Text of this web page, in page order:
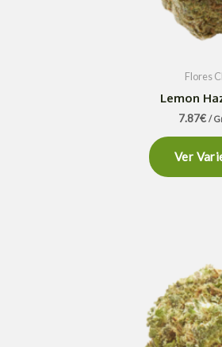
Flores
Lemon
7.87€ /
Ver